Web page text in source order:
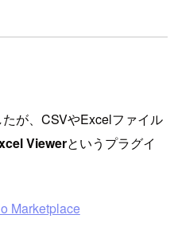
が、CSVやExcelファイル
Viewerというプラグイ
Marketplace